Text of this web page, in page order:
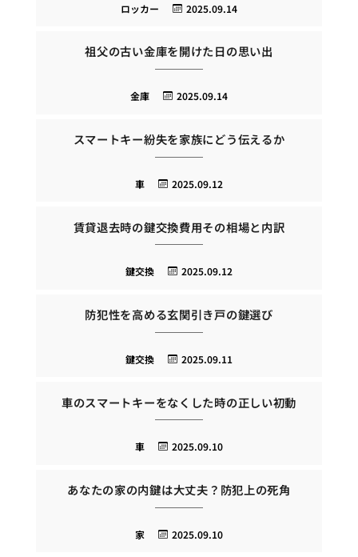
2025.09.14
ロッカー
祖父の古い金庫を開けた日の思い出
2025.09.14
金庫
スマートキー紛失を家族にどう伝えるか
2025.09.12
車
賃貸退去時の鍵交換費用その相場と内訳
2025.09.12
鍵交換
防犯性を高める玄関引き戸の鍵選び
2025.09.11
鍵交換
車のスマートキーをなくした時の正しい初動
2025.09.10
車
あなたの家の内鍵は大丈夫？防犯上の死角
2025.09.10
家